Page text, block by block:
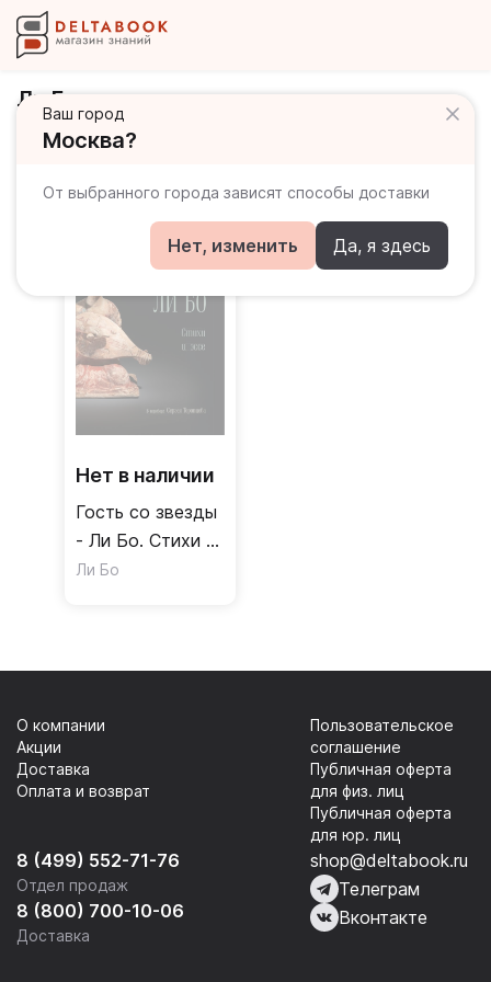
Ваш город
Москва?
От выбранного города зависят способы доставки
Нет, изменить Да, я здесь
Ли Бо
Книги автора
Нет в наличии
Гость со звезды
- Ли Бо. Стихи и
эссе
Ли Бо
8 (499) 552-71-76
Отдел продаж
8 (800) 700-10-06
Доставка
О компании
Акции
Доставка
Оплата и возврат
Пользовательское
соглашение
Публичная оферта
для физ. лиц
Публичная оферта
для юр. лиц
shop@deltabook.ru
Телеграм
Вконтакте